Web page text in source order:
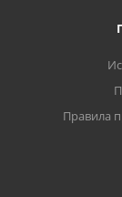
Правила